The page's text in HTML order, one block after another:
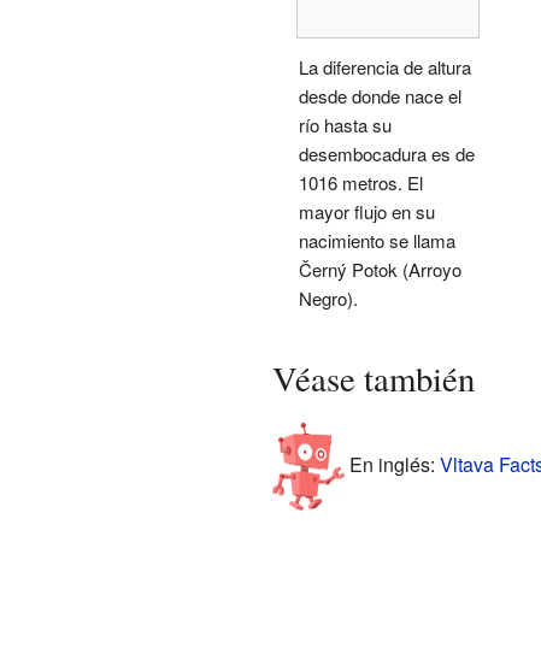
La diferencia de altura
desde donde nace el
río hasta su
desembocadura es de
1016 metros. El
mayor flujo en su
nacimiento se llama
Černý Potok (Arroyo
Negro).
Véase también
En inglés: Vltava